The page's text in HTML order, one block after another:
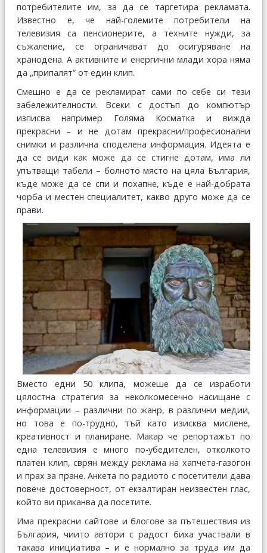
потребителите им, за да се таргетира рекламата.
Известно е, че най-големите потребители на
телевизия са пенсионерите, а техните нужди, за
съжаление, се ограничават до осигуряване на
хранодена. А активните и енергични млади хора няма
да „припалят“ от един клип.
Смешно е да се рекламират сами по себе си тези
забележителности. Всеки с достъп до компютър
изписва например Голяма Косматка и вижда
прекрасни – и не дотам прекрасни/професионални
снимки и различна споделена информация. Идеята е
да се види как може да се стигне дотам, има ли
упътващи табели – болното място на цяла България,
къде може да се спи и похапне, къде е най-добрата
чорба и местен специалитет, какво друго може да се
прави.
Вместо едни 50 клипа, можеше да се изработи
цялостна стратегия за неколкомесечно насищане с
информации – различни по жанр, в различни медии,
но това е по-трудно, тъй като изисква мислене,
креативност и планиране. Макар че репортажът по
една телевизия е много по-убедителен, отколкото
платен клип, сврян между реклама на хапчета-газогон
и прах за пране. Анкета по радиото с посетители дава
повече достоверност, от екзалтиран неизвестен глас,
който ви приканва да посетите.
Има прекрасни сайтове и блогове за пътешествия из
България, чиито автори с радост биха участвали в
такава инициатива – и е нормално за труда им да